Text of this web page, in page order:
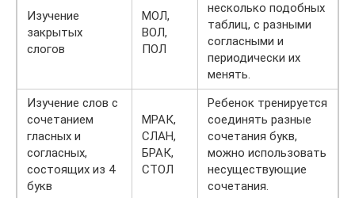
Изучение
закрытых
слогов
МОЛ,
ВОЛ,
ПОЛ
несколько подобных
таблиц, с разными
согласными и
периодически их
менять.
Изучение слов с
сочетанием
гласных и
согласных,
состоящих из 4
букв
МРАК,
СЛАН,
БРАК,
СТОЛ
Ребенок тренируется
соединять разные
сочетания букв,
можно использовать
несуществующие
сочетания.